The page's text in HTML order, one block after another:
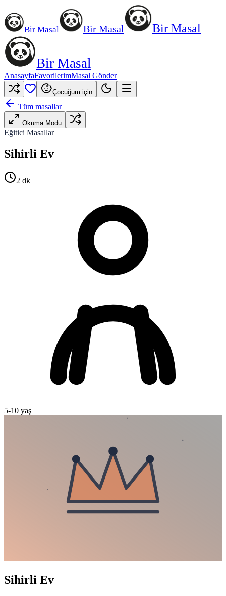
Bir Masal Bir Masal Bir Masal
Bir Masal
AnasayfaFavorilerimMasal Gönder
Çocuğum için
Tüm masallar
Okuma Modu
Eğitici Masallar
Sihirli Ev
2 dk
5-10 yaş
Sihirli Ev